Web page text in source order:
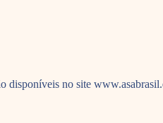
disponíveis no site